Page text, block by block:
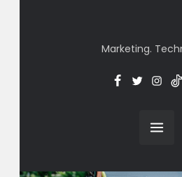
Marketing.
Facebook
TwitterInstaTT